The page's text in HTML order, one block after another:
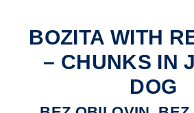
BOZITA WITH
– CHUNKS IN
DOG